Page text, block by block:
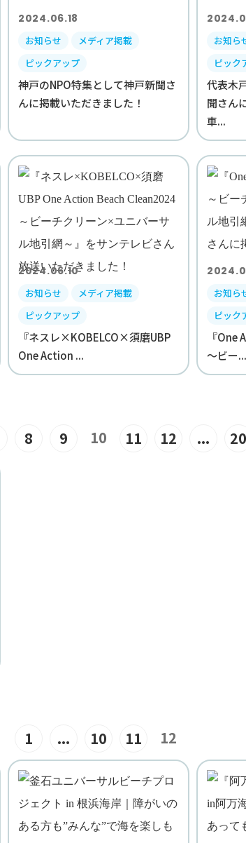
2024.06.18
お知らせ
メディア掲載
ピックアップ
神戸のNPO特集として神戸新聞さ
んに掲載いただきました！
お知ら
ピック
代表木
聞さん
車...
2024.06.10
お知らせ
メディア掲載
ピックアップ
『ネスレ×KOBELCO×須磨UBP
One Action ...
お知ら
ピック
『
～ビー...
8 9 10 11 12 ... 20
1 ... 10 11 12